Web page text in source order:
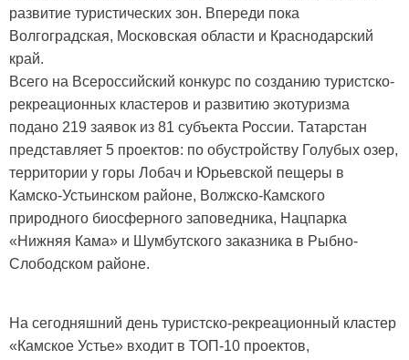
развитие туристических зон. Впереди пока
Волгоградская, Московская области и Краснодарский
край.
Всего на Всероссийский конкурс по созданию туристско-
рекреационных кластеров и развитию экотуризма
подано 219 заявок из 81 субъекта России. Татарстан
представляет 5 проектов: по обустройству Голубых озер,
территории у горы Лобач и Юрьевской пещеры в
Камско-Устьинском районе, Волжско-Камского
природного биосферного заповедника, Нацпарка
«Нижняя Кама» и Шумбутского заказника в Рыбно-
Слободском районе.
На сегодняшний день туристско-рекреационный кластер
«Камское Устье» входит в ТОП-10 проектов,